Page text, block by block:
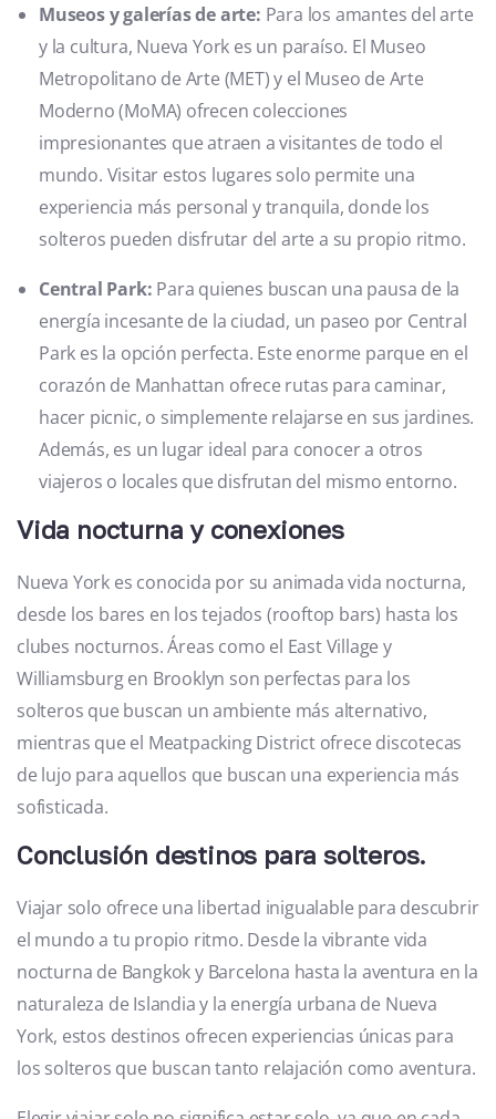
Museos y galerías de arte: Para los amantes del arte
y la cultura, Nueva York es un paraíso. El Museo
Metropolitano de Arte (MET) y el Museo de Arte
Moderno (MoMA) ofrecen colecciones
impresionantes que atraen a visitantes de todo el
mundo. Visitar estos lugares solo permite una
experiencia más personal y tranquila, donde los
solteros pueden disfrutar del arte a su propio ritmo.
Central Park: Para quienes buscan una pausa de la
energía incesante de la ciudad, un paseo por Central
Park es la opción perfecta. Este enorme parque en el
corazón de Manhattan ofrece rutas para caminar,
hacer picnic, o simplemente relajarse en sus jardines.
Además, es un lugar ideal para conocer a otros
viajeros o locales que disfrutan del mismo entorno.
Vida nocturna y conexiones
Nueva York es conocida por su animada vida nocturna,
desde los bares en los tejados (rooftop bars) hasta los
clubes nocturnos. Áreas como el East Village y
Williamsburg en Brooklyn son perfectas para los
solteros que buscan un ambiente más alternativo,
mientras que el Meatpacking District ofrece discotecas
de lujo para aquellos que buscan una experiencia más
sofisticada.
Conclusión destinos para solteros.
Viajar solo ofrece una libertad inigualable para descubrir
el mundo a tu propio ritmo. Desde la vibrante vida
nocturna de Bangkok y Barcelona hasta la aventura en la
naturaleza de Islandia y la energía urbana de Nueva
York, estos destinos ofrecen experiencias únicas para
los solteros que buscan tanto relajación como aventura.